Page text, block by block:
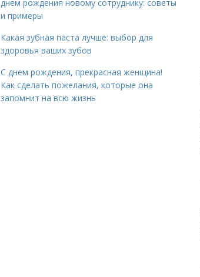
днем рождения новому сотруднику: советы
и примеры
Какая зубная паста лучше: выбор для
здоровья ваших зубов
С днем рождения, прекрасная женщина!
Как сделать пожелания, которые она
запомнит на всю жизнь